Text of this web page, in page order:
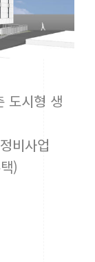
도시형 생
비사업
)